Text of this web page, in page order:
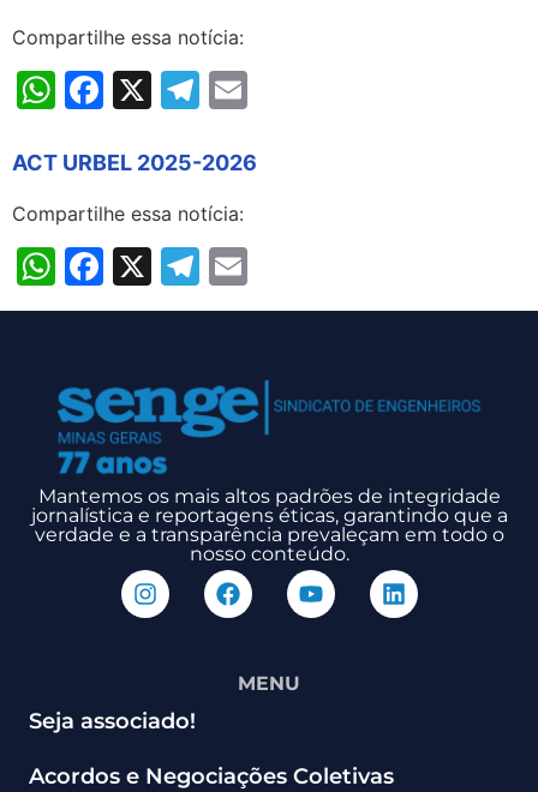
Compartilhe essa notícia:
WhatsApp
Facebook
X Telegram
ACT URBEL 2025-2026
Compartilhe essa notícia:
WhatsApp
Facebook
X Telegram
Mantemos os mais altos padrões de integridade
jornalística e reportagens éticas, garantindo que a
verdade e a transparência prevaleçam em todo o
nosso conteúdo.
MENU
Seja associado!
Acordos e Negociações Coletivas